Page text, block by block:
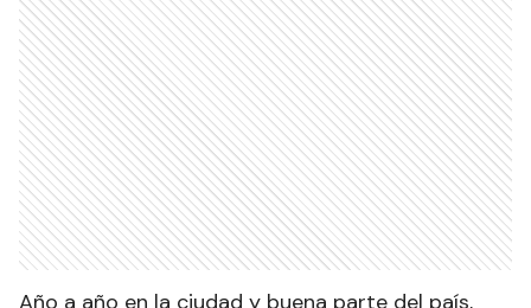
Año a año en la ciudad y buena parte del país,